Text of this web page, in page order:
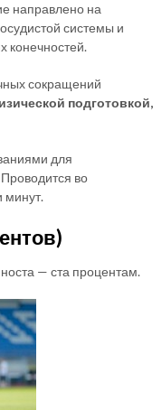
направлено на
системы и
конечностей.
сокращений
подготовкой,
для
Проводится во
минут.
— ста процентам.